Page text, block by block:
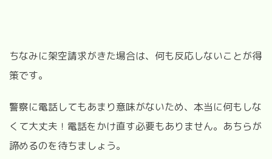
ちなみに架空請求がきた場合は、何も反応しないことが得
策です。
警察に電話してもあまり意味がないため、本当に何もしな
くて大丈夫！電話をかけ直す必要もありません。あちらが
諦めるのを待ちましょう。